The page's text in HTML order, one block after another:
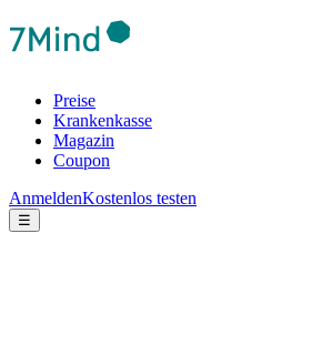
Preise
Krankenkasse
Magazin
Coupon
AnmeldenKostenlos testen
☰